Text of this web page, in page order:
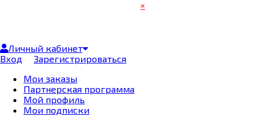
×
Личный кабинет
Вход
Зарегистрироваться
Мои заказы
Партнерская программа
Мой профиль
Мои подписки